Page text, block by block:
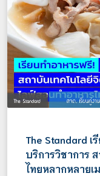
The Standard
บริการวิชาการ
ไทยหลากหลายเ